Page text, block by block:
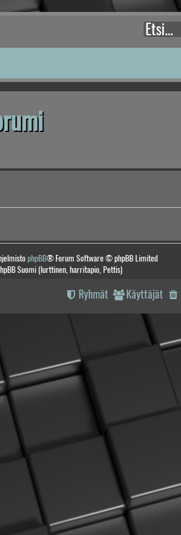
phpBB® Forum Software © phpBB Limited
Suomi (lurttinen, harritapio, Pettis)
Käyttäjät
Ryhmät